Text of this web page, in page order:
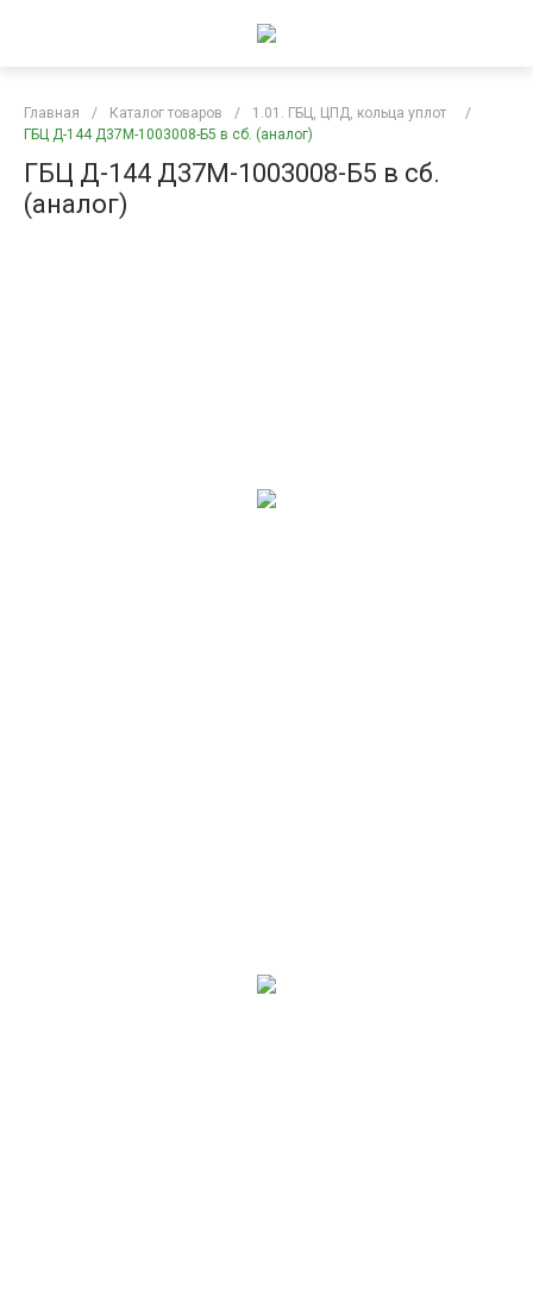
Главная / Каталог товаров / 1.01. ГБЦ, ЦПД, кольца уплот
/
ГБЦ Д-144 Д37М-1003008-Б5 в сб. (аналог)
ГБЦ Д-144 Д37М-1003008-Б5 в сб.
(аналог)